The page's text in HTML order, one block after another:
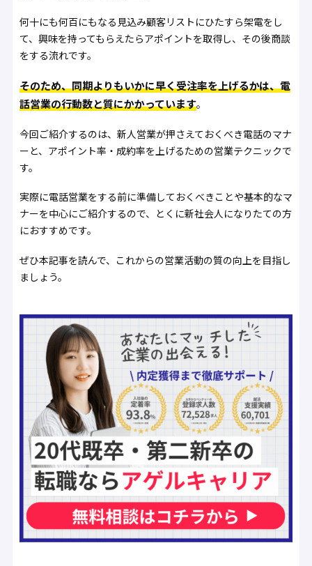
何十にも何百にもなる見込み顧客リストにひたすら架電をし
て、興味を持ってもらえたらアポイントを取得し、その後商談
をする流れです。
そのため、同期よりもいかに早く受注率を上げるかは、電
話営業の行動数と質にかかっています。
今回ご紹介するのは、新人営業が押さえておくべき電話のマナ
ーと、アポイント率・成約率を上げるための営業テクニックで
す。
実際に電話営業をする前に準備しておくべきことや基本的なマ
ナーを中心にご紹介するので、とくに新社会人になりたての方
におすすめです。
ぜひ本記事を読んで、これからの営業活動の質の向上を目指し
ましょう。